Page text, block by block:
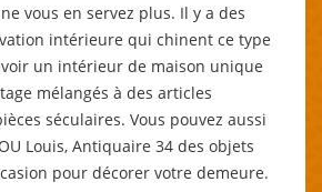
vous en servez plus. Il y a des
intérieure qui chinent ce type
un intérieur de maison unique
mélangés à des articles
séculaires. Vous pouvez aussi
Louis, Antiquaire 34 des objets
pour décorer votre demeure.